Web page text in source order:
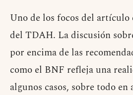
Uno de los focos del
del TDAH. La discusión
por encima de las
como el BNF refleja una
algunos casos, sobre todo en